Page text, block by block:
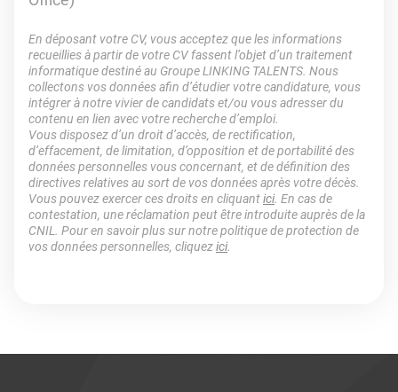
En déposant votre CV, vous acceptez que les informations
recueillies à partir de votre CV fassent l’objet d’un traitement
informatique destiné au Groupe LINKING TALENTS. Nous
collectons vos données afin d’étudier votre candidature, vous
intégrer à notre vivier de candidats et/ou vous adresser du
contenu en lien avec votre recherche d’emploi.
Vous disposez d’un droit d’accès, de rectification,
d’effacement, de limitation, d’opposition et de portabilité des
données personnelles vous concernant, et de définition des
directives relatives au sort de vos données après votre décès.
Vous pouvez exercer ces droits en cliquantici. En cas de
contestation, une réclamation peut être introduite auprès de la
CNIL. Pour en savoir plus sur notre politique de protection de
vos données personnelles, cliquezici.